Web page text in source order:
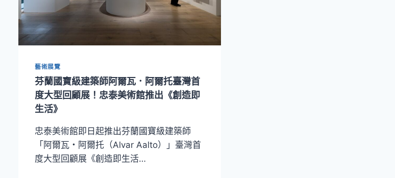
藝術展覽
芬蘭國寶級建築師阿爾瓦．阿爾托臺灣首
度大型回顧展！忠泰美術館推出《創造即
生活》
忠泰美術館即日起推出芬蘭國寶級建築師
「阿爾瓦・阿爾托（Alvar Aalto）」臺灣首
度大型回顧展《創造即生活…